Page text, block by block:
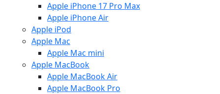
Apple iPhone 17 Pro Max
Apple iPhone Air
Apple iPod
Apple Mac
Apple Mac mini
Apple MacBook
Apple MacBook Air
Apple MacBook Pro